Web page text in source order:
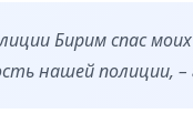
Бирим спас
нашей полиции,